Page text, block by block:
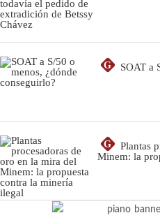
G SOAT a
G
Plantas
Minem: la